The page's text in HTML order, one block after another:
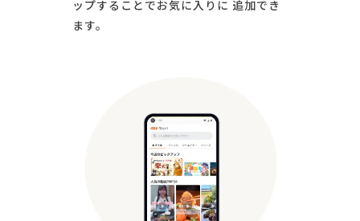
ップすることでお気に入りに 追加でき
ます。